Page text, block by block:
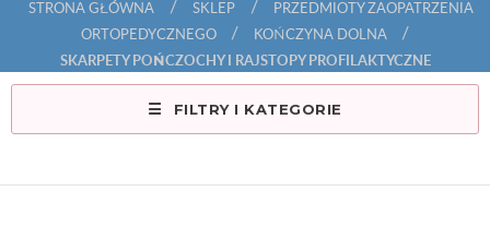
STRONA GŁÓWNA / SKLEP /
PRZEDMIOTY ZAOPATRZENIA
ORTOPEDYCZNEGO
/ KOŃCZYNA DOLNA /
SKARPETY POŃCZOCHY I RAJSTOPY PROFILAKTYCZNE
FILTRY I KATEGORIE